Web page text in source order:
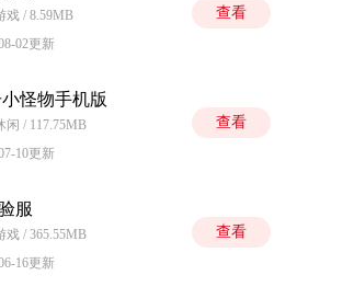
戏 / 8.59MB
02更新
查看
怪物手机版
闲 / 117.75MB
10更新
查看
服
戏 / 365.55MB
16更新
查看